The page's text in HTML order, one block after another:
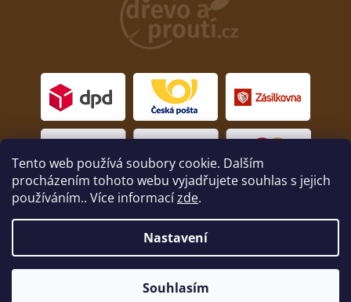
Tento web používá soubory cookie. Dalším
procházením tohoto webu vyjadřujete souhlas s jejich
používáním.. Více informacízde.
Nastavení
Souhlasím
vyhrazena.